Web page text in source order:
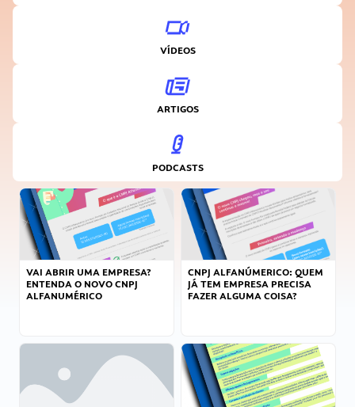
VÍDEOS
ARTIGOS
PODCASTS
VAI ABRIR UMA EMPRESA?
ENTENDA O NOVO CNPJ
ALFANUMÉRICO
CNPJ ALFANÚMERICO: QUEM
JÁ TEM EMPRESA PRECISA
FAZER ALGUMA COISA?